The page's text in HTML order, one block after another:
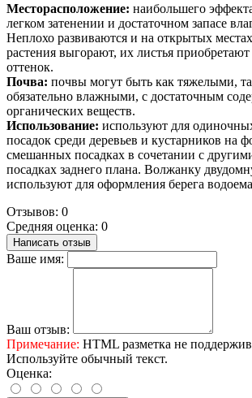
Месторасположение: наибольшего
легком затенении и достаточном запасе
Неплохо развиваются и на открытых
растения выгорают, их листья
оттенок.
Почва: почвы могут быть как тяжелыми,
обязательно влажными, с достаточным
органических веществ.
Использование: используют для
посадок среди деревьев и кустарников на
смешанных посадках в сочетании с
посадках заднего плана. Волжанку
используют для оформления берега
Отзывов: 0
Средняя оценка: 0
Написать отзыв
Ваше имя:
Ваш отзыв:
Примечание: HTML разметка не
Используйте обычный текст.
Оценка: